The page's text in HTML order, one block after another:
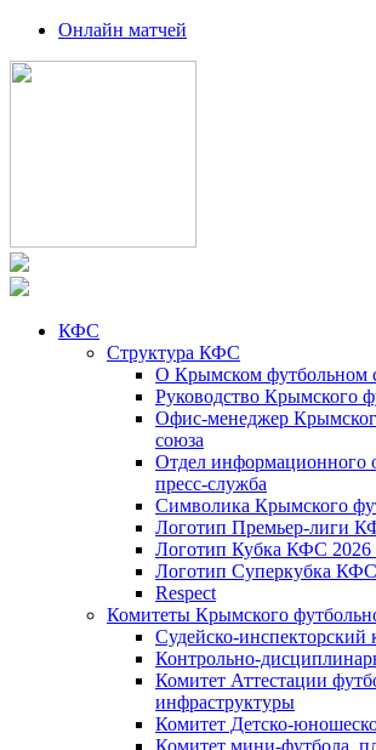
Онлайн матчей
КФС
Структура КФС
О Крымском футбольном
Руководство Крымского
Офис-менеджер
союза
Отдел информационного
пресс-служба
Символика Крымского
Логотип Премьер-лиги
Логотип Кубка КФС 2026
Логотип Суперкубка КФС
Respect
Комитеты Крымского
Судейско-инспекторский
Контрольно-
Комитет Аттестации
инфраструктуры
Комитет Детско-
Комитет мини-футбола,